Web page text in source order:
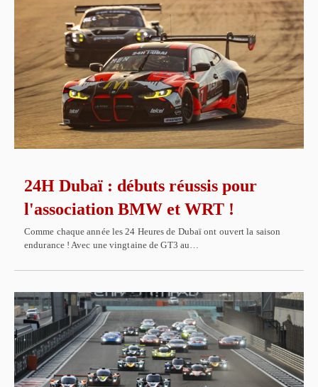
24H Dubaï : débuts réussis pour
l'association BMW et WRT !
Comme chaque année les 24 Heures de Dubaï ont ouvert la saison
endurance ! Avec une vingtaine de GT3 au…